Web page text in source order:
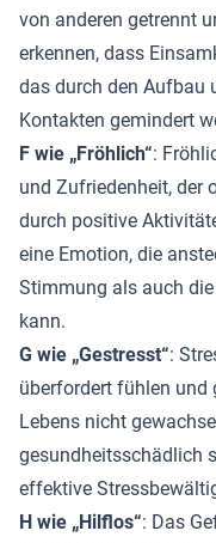
von anderen getrennt
erkennen, dass
das durch den Aufbau
Kontakten gemindert
F wie „Fröhlich“:
und Zufriedenheit, der
durch positive
eine Emotion, die
Stimmung als auch
kann.
G wie „Gestresst“:
überfordert fühlen und
Lebens nicht
gesundheitsschädlich
effektive
H wie „Hilflos“: Das